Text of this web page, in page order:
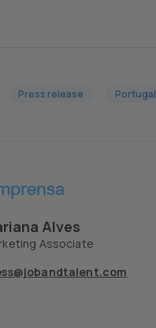
Press release Portugal
Alves
Associate